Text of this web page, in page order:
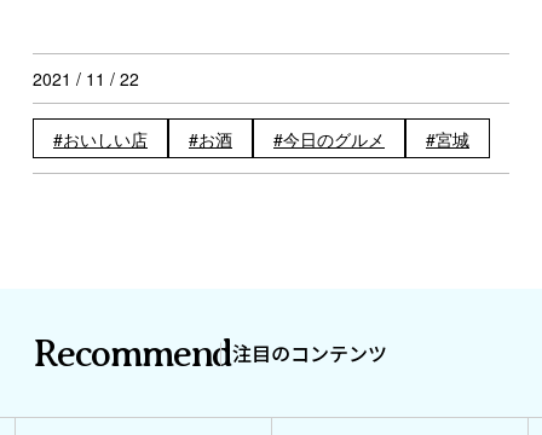
2021 / 11 / 22
おいしい店 お酒 今日のグルメ 宮城
Recommend注目のコンテンツ